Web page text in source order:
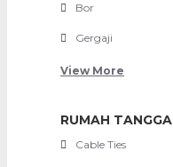
Bor
Gergaji
View More
RUMAH TANGGA
Cable Ties